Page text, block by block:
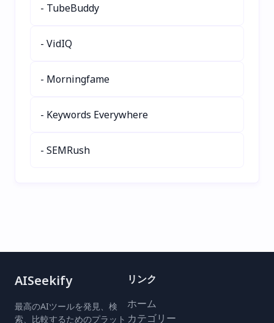
10,000人以上のクリエイタ
ンテンツ制作と高い視聴回
数を実現します。
- TubeBuddy
- VidIQ
- Morningfame
- Keywords Everywhere
- SEMRush
AISeekify
最高のAIツールを発見、検
索、比較するためのプラット
リンク
ホーム
カテゴリー